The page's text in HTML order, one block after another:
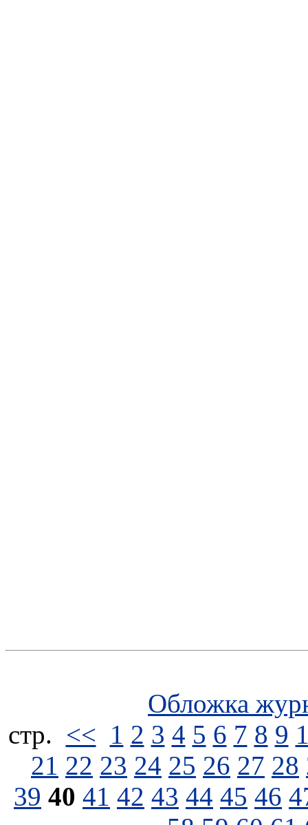
Обложка
стp. << 1 2 3 4 5 6 7 8 9
21 22 23 24 25 26 27 28
39 40 41 42 43 44 45 46